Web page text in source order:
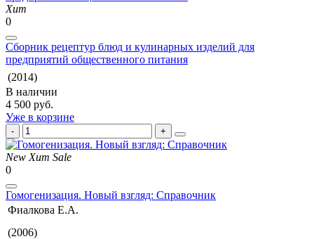
Хит
0
Сборник рецептур блюд и кулинарных изделий для
предприятий общественного питания
(2014)
В наличии
4 500 руб.
Уже в корзине
New Хит Sale
0
Гомогенизация. Новый взгляд: Справочник
Фиалкова Е.А.
(2006)